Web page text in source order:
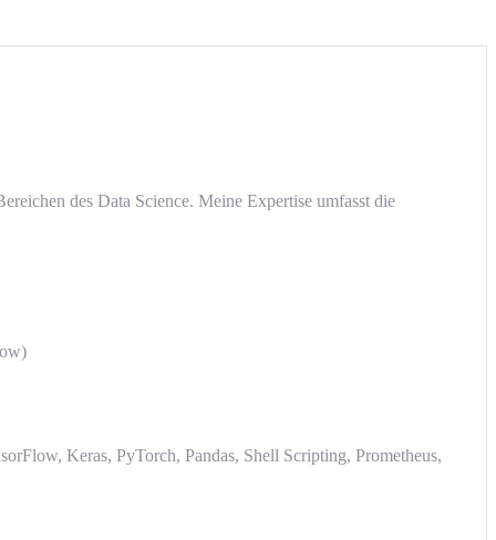
des Data Science. Meine Expertise umfasst die
Keras, PyTorch, Pandas, Shell Scripting, Prometheus,